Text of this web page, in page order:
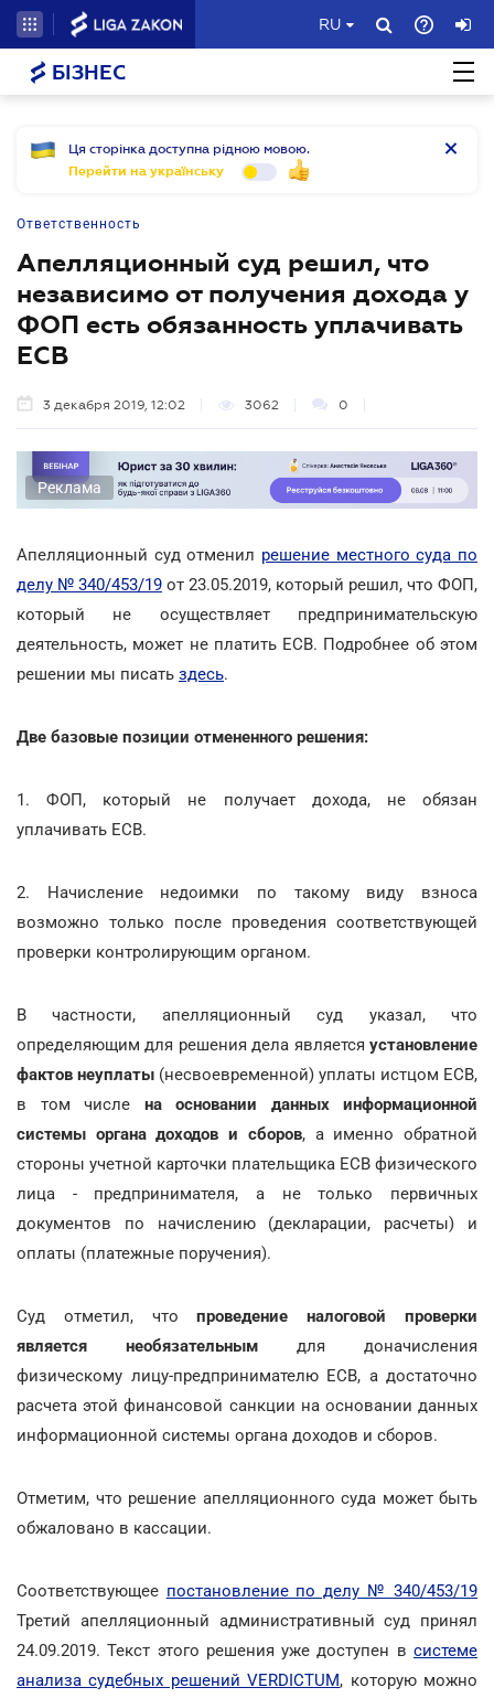
RU
БІЗНЕС
Ця сторінка доступна рідною мовою.
Перейти на українську
Ответственность
Апелляционный суд решил, что
независимо от получения дохода у
ФОП есть обязанность уплачивать
ЕСВ
3 декабря 2019, 12:02 3062 0
Реклама
Апелляционный суд отменил решение местного суда по
делу № 340/453/19 от 23.05.2019, который решил, что ФОП,
который не осуществляет предпринимательскую
деятельность, может не платить ЕСВ. Подробнее об этом
решении мы писать здесь.
Две базовые позиции отмененного решения:
1. ФОП, который не получает дохода, не обязан
уплачивать ЕСВ.
2. Начисление недоимки по такому виду взноса
возможно только после проведения соответствующей
проверки контролирующим органом.
В частности, апелляционный суд указал, что
определяющим для решения дела является установление
фактов неуплаты (несвоевременной) уплаты истцом ЕСВ,
в том числе на основании данных информационной
системы органа доходов и сборов, а именно обратной
стороны учетной карточки плательщика ЕСВ физического
лица - предпринимателя, а не только первичных
документов по начислению (декларации, расчеты) и
оплаты (платежные поручения).
Суд отметил, чтопроведение налоговой проверки
является необязательным для доначисления
физическому лицу-предпринимателю ЕСВ, а достаточно
расчета этой финансовой санкции на основании данных
информационной системы органа доходов и сборов.
Отметим, что решение апелляционного суда может быть
обжаловано в кассации.
Соответствующее постановление по делу № 340/453/19
Третий апелляционный административный суд принял
24.09.2019. Текст этого решения уже доступен в системе
анализа судебных решений VERDICTUM, которую можно